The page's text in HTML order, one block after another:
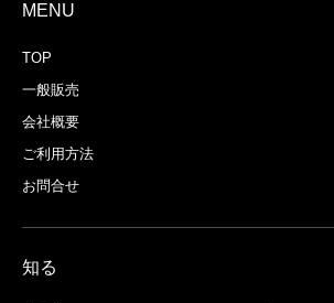
吟味した素材で作るオ
MENU
TOP
一般販売
会社概要
ご利用方法
お問合せ
知る